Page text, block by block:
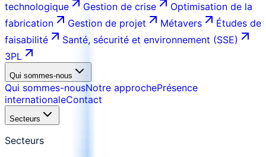
technologique
Gestion de crise
Optimisation de la
fabrication
Gestion de projet Métavers
Études de
faisabilité
Santé, sécurité et environnement (SSE)
3PL
Qui sommes-nous
Qui sommes-nousNotre approchePrésence
internationaleContact
Secteurs
Secteurs